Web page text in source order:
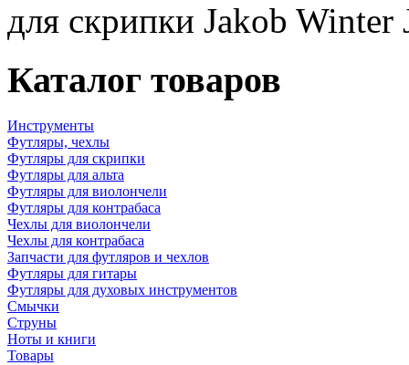
для скрипки Jakob
Каталог товаров
Инструменты
Футляры, чехлы
Футляры для скрипки
Футляры для альта
Футляры для виолончели
Футляры для контрабаса
Чехлы для виолончели
Чехлы для контрабаса
Запчасти для футляров и чехлов
Футляры для гитары
Футляры для духовых инструментов
Смычки
Струны
Ноты и книги
Товары